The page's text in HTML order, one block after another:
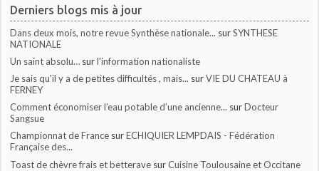
Derniers blogs mis à jour
Dans deux mois, notre revue Synthèse nationale... surSYNTHESE
NATIONALE
Un saint absolu… surl'information nationaliste
Je sais qu'il y a de petites difficultés , mais... surVIE DU CHATEAU à
FERNEY
Comment économiser l’eau potable d’une ancienne... surDocteur
Sangsue
Championnat de France surECHIQUIER LEMPDAIS - Fédération
Française des...
Toast de chèvre frais et betterave surCuisine Toulousaine et Occitane